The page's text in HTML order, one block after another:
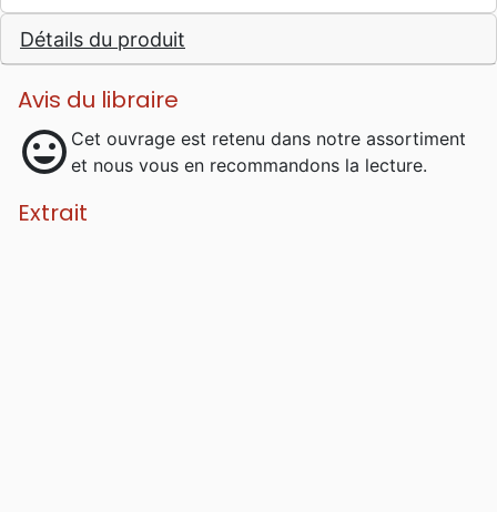
Détails du produit
Avis du libraire
mood Cet ouvrage est retenu dans notre assortiment
et nous vous en recommandons la lecture.
Extrait